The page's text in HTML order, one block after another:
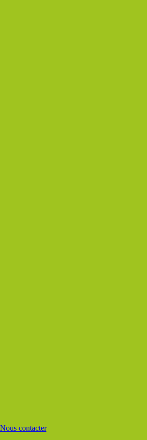
Nous contacter